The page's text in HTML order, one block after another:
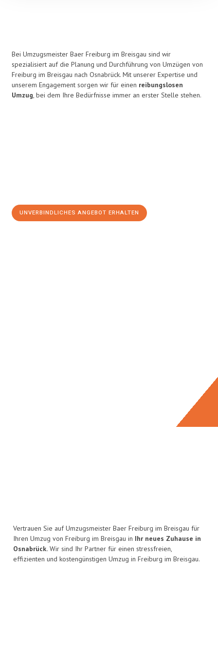
Bei Umzugsmeister Baer Freiburg im Breisgau sind wir
spezialisiert auf die Planung und Durchführung von Umzügen von
Freiburg im Breisgau nach Osnabrück. Mit unserer Expertise und
unserem Engagement sorgen wir für einen reibungslosen
Umzug, bei dem Ihre Bedürfnisse immer an erster Stelle stehen.
UNVERBINDLICHES ANGEBOT ERHALTEN
Vertrauen Sie auf Umzugsmeister Baer Freiburg im Breisgau für
Ihren Umzug von Freiburg im Breisgau in Ihr neues Zuhause in
Osnabrück. Wir sind Ihr Partner für einen stressfreien,
effizienten und kostengünstigen Umzug in Freiburg im Breisgau.